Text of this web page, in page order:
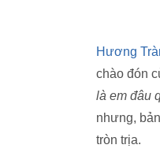
Hương
chào đón
là em đâu
nhưng,
tròn trịa.